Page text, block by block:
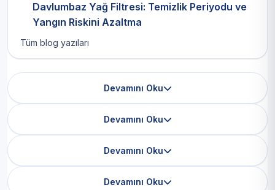
Davlumbaz Yağ Filtresi: Temizlik Periyodu ve
Yangın Riskini Azaltma
Tüm blog yazıları
Devamını Oku
Devamını Oku
Devamını Oku
Devamını Oku